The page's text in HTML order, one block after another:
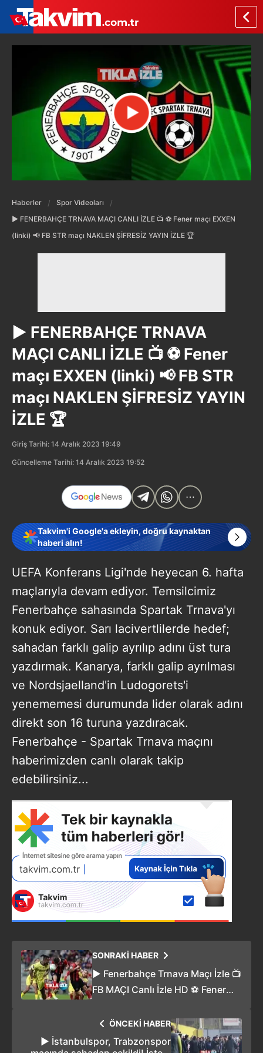
Haberler
Spor Videoları
▶️ FENERBAHÇE TRNAVA MAÇI CANLI İZLE 📺 ⚽️ Fener maçı EXXEN
(linki) 📢 FB STR maçı NAKLEN ŞİFRESİZ YAYIN İZLE 🏆
▶️ FENERBAHÇE TRNAVA
MAÇI CANLI İZLE 📺 ⚽️ Fener
maçı EXXEN (linki) 📢 FB STR
maçı NAKLEN ŞİFRESİZ YAYIN
İZLE 🏆
Giriş Tarihi: 14 Aralık 2023 19:49
Güncelleme Tarihi: 14 Aralık 2023 19:52
Takvim'i Google'a ekleyin, doğru kaynaktan
haberi alın!
UEFA Konferans Ligi'nde heyecan 6. hafta
maçlarıyla devam ediyor. Temsilcimiz
Fenerbahçe sahasında Spartak Trnava'yı
konuk ediyor. Sarı lacivertlilerde hedef;
sahadan farklı galip ayrılıp adını üst tura
yazdırmak. Kanarya, farklı galip ayrılması
ve Nordsjaelland'in Ludogorets'i
yenememesi durumunda lider olarak adını
direkt son 16 turuna yazdıracak.
Fenerbahçe - Spartak Trnava maçını
haberimizden canlı olarak takip
edebilirsiniz...
SONRAKİ HABER
▶️ Fenerbahçe Trnava Maçı İzle 📺
FB MAÇI Canlı İzle HD ⚽ Fener
Anlatımlı Maç Özeti 🔥 (VİDEO
HABER)
ÖNCEKİ HABER
▶️ İstanbulspor, Trabzonspor